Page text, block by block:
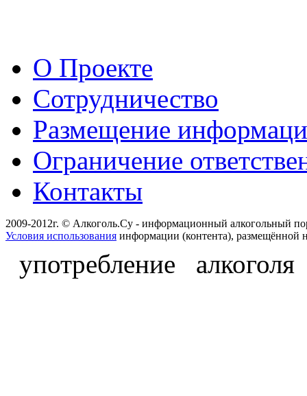
О Проекте
Сотрудничество
Размещение
Ограничение
Контакты
2009-2012г. © Алкоголь.Су - информационный алкогольный
Условия использования информации (контента), размещённой
употребление